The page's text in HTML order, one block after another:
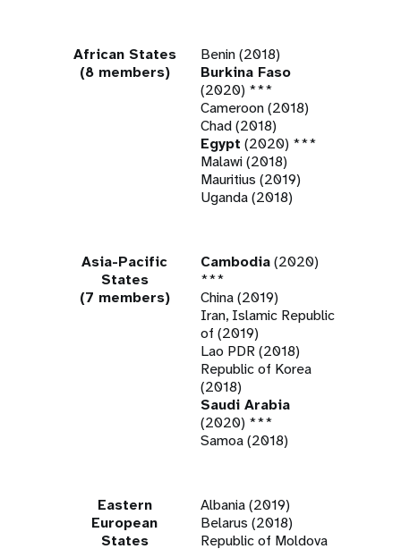
African States
(8 members)
Benin (2018)
Burkina Faso
(2020) ***
Cameroon (2018)
Chad (2018)
Egypt (2020) ***
Malawi (2018)
Mauritius (2019)
Uganda (2018)
Asia-Pacific
States
(7 members)
Cambodia(2020)
***
China (2019)
Iran, Islamic Republic
of (2019)
Lao PDR (2018)
Republic of Korea
(2018)
Saudi Arabia
(2020) ***
Samoa (2018)
Eastern
European
States
Albania (2019)
Belarus (2018)
Republic of Moldova